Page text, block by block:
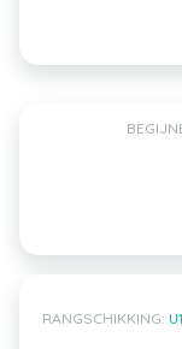
RANGSCHIKKING: